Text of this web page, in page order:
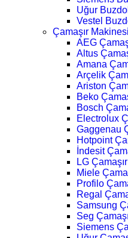
Uğur
Vestel
Çamaşır
AEG
Altus
Amana
Arçelik
Ariston
Beko
Bosch
Electrolux
Gaggenau
Hotpoint
İndesit
LG
Miele
Profilo
Regal
Samsung
Seg
Siemens